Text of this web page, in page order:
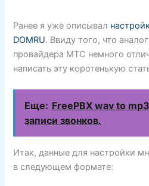
Ранее я уже описывал
DOMRU. Ввиду того, что
провайдера МТС немного
написать эту коротенькую
Еще: FreePBX wav to
записи звонков.
Итак, данные для настройки
в следующем формате: